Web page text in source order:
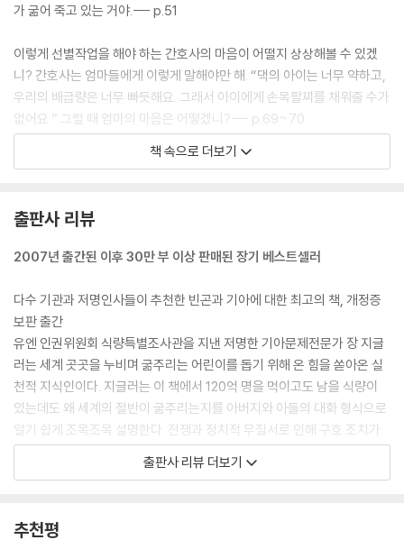
가 굶어 죽고 있는 거야.--- p.51
이렇게 선별작업을 해야 하는 간호사의 마음이 어떨지 상상해볼 수 있겠
니? 간호사는 엄마들에게 이렇게 말해야만 해. “댁의 아이는 너무 약하고,
우리의 배급량은 너무 빠듯해요. 그래서 아이에게 손목팔찌를 채워줄 수가
없어요.” 그럴 때 엄마의 마음은 어떻겠니?--- p.69~70
카림, 그런데 더욱 비참한 것은 배고픔의 저주가 세대에서 세대로 대물림
아빠는 구호단체의 방침에 동의해. 구호단체는 극단적인 조건에서 활동하
수는 없단다. 단 한 명의 아이라도 더 살릴 수 있다면 그 모든 손해를 보상
받게 되는 것이지.
--- p.107
책 속으로 더보기
출판사 리뷰
2007년 출간된 이후 30만 부 이상 판매된 장기 베스트셀러
다수 기관과 저명인사들이 추천한 빈곤과 기아에 대한 최고의 책, 개정증
보판 출간
유엔 인권위원회 식량특별조사관을 지낸 저명한 기아문제전문가 장 지글
러는 세계 곳곳을 누비며 굶주리는 어린이를 돕기 위해 온 힘을 쏟아온 실
천적 지식인이다. 지글러는 이 책에서 120억 명을 먹이고도 남을 식량이
있는데도 왜 세계의 절반이 굶주리는지를 아버지와 아들의 대화 형식으로
알기 쉽게 조목조목 설명한다. 전쟁과 정치적 무질서로 인해 구호 조치가
무색해지는 현실, 국제구호기구 활동의 딜레마, 부자들의 쓰레기로 연명
하는 사람들, 소는 배불리 먹고 사람은 굶는 현실, 사막화와 삼림파괴로 인
지 잘 보여준다. 학자이자 활동가로서 실제 기아 현장에 깊이 관여해온 지
출판사 리뷰 더보기
추천평